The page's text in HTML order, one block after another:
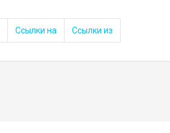
Ссылки на Ссылки из